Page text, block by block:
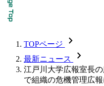
TOPページ chevron_forward
最新ニュース chevron_forward
江戸川大学広報室長
で組織の危機管理広